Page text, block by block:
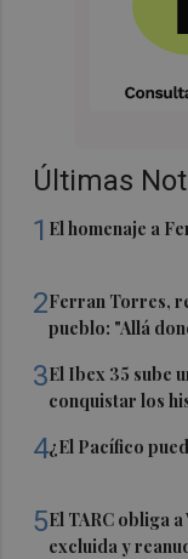
Últimas
1 El homenaje a
2Ferran Torres,
pueblo: "Allá
3El Ibex 35 sube
conquistar los
4¿El Pacífico
5El TARC obliga
excluida y